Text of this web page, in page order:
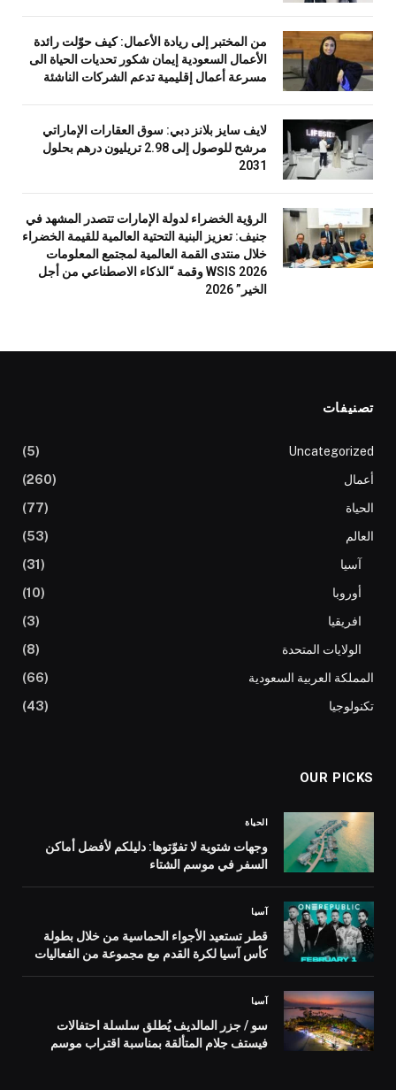
من المختبر إلى ريادة الأعمال: كيف حوّلت رائدة
الأعمال السعودية إيمان شكور تحديات الحياة الى
مسرعة أعمال إقليمية تدعم الشركات الناشئة
لايف سايز بلانز دبي: سوق العقارات الإماراتي
مرشح للوصول إلى 2.98 تريليون درهم بحلول
2031
الرؤية الخضراء لدولة الإمارات تتصدر المشهد في
جنيف: تعزيز البنية التحتية العالمية للقيمة الخضراء
خلال منتدى القمة العالمية لمجتمع المعلومات
WSIS 2026 وقمة “الذكاء الاصطناعي من أجل
الخير” 2026
تصنيفات
Uncategorized
(5)
أعمال
(260)
الحياة
(77)
العالم
(53)
آسيا
(31)
أوروبا
(10)
افريقيا
(3)
الولايات المتحدة
(8)
المملكة العربية السعودية
(66)
تكنولوجيا
(43)
OUR PICKS
الحياة
وجهات شتوية لا تفوّتوها: دليلكم لأفضل أماكن
السفر في موسم الشتاء
آسيا
قطر تستعيد الأجواء الحماسية من خلال بطولة
كأس آسيا لكرة القدم مع مجموعة من الفعاليات
آسيا
سو / جزر المالديف يُطلق سلسلة احتفالات
فيستف جلام المتألقة بمناسبة اقتراب موسم